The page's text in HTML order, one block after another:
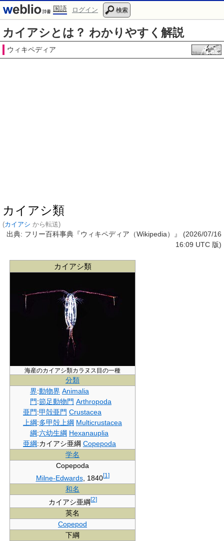
国語 ログイン 検索
カイアシとは？ わかりやすく解説
ウィキペディア
カイアシ類
(カイアシ から転送)
出典: フリー百科事典『ウィキペディア（Wikipedia）』 (2026/07/16
16:09 UTC 版)
カイアシ類
海産のカイアシ類カラヌス目の一種
分類
界:動物界 Animalia
門:節足動物門 Arthropoda
亜門:甲殻亜門 Crustacea
上綱:多甲殻上綱 Multicrustacea
綱:六幼生綱 Hexanauplia
亜綱:カイアシ亜綱 Copepoda
学名
Copepoda
Milne-Edwards, 1840[1 ]
和名
カイアシ亜綱[2]
英名
Copepod
下綱